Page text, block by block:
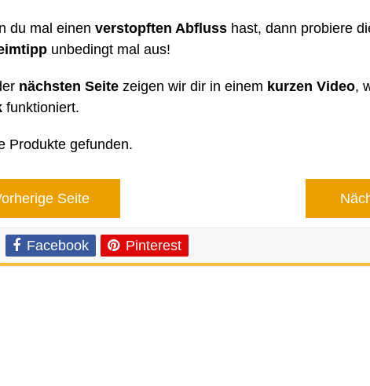
du mal einen verstopften Abflusshast, dann probiere
unbedingt mal aus!
nächsten Seitezeigen wir dir in einem kurzen Video,
funktioniert.
Produkte gefunden.
Seite
Facebook Pinterest